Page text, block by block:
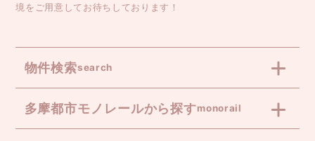
境をご用意してお待ちしております！
物件検索search
多摩都市モノレールから探すmonorail